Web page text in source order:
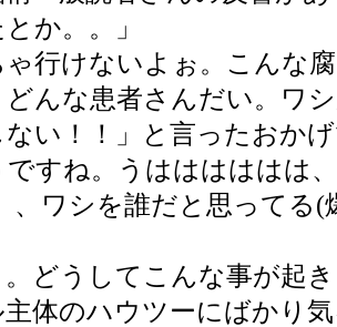
か。。」
行けないよぉ。こんな
んな患者さんだい。ワ
い！！」と言ったおか
ですね。うはははははは
、ワシを誰だと思ってる(
どうしてこんな事が起
体のハウツーにばかり